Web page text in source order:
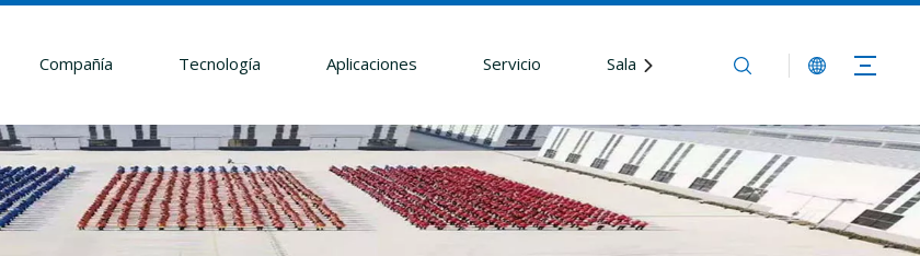
Compañía Tecnología Aplicaciones Servicio Sala de redacción Contáctenos